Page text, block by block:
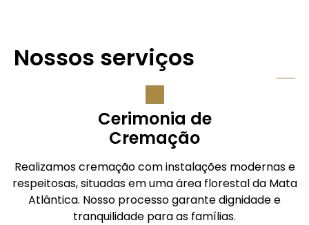
Nossos serviços
Cerimonia de
Cremação
Realizamos cremação com instalações modernas e
respeitosas, situadas em uma área florestal da Mata
Atlântica. Nosso processo garante dignidade e
tranquilidade para as famílias.